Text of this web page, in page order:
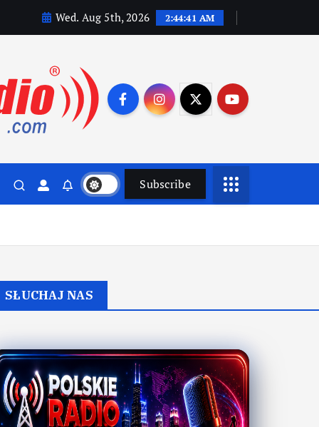
Wed. Aug 5th, 2026 2:44:42 AM
Subscribe
SŁUCHAJ NAS